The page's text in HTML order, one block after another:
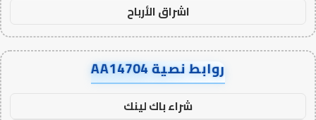
اشراق الأرباح
روابط نصية AA14704
شراء باك لينك